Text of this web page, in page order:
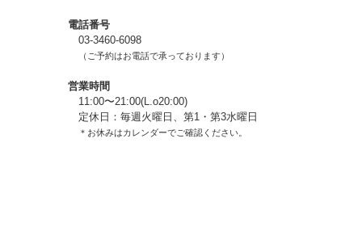
電話番号
03-3460-6098
（ご予約はお電話で承っております）
営業時間
11:00〜21:00(L.o20:00)
定休日：毎週火曜日、第1・第3水曜日
＊お休みはカレンダーでご確認ください。